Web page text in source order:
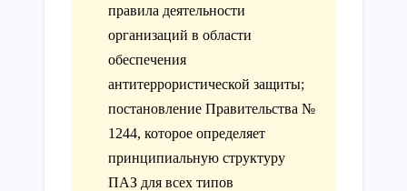
правила деятельности
организаций в области
обеспечения
антитеррористической защиты;
постановление Правительства №
1244, которое определяет
принципиальную структуру
ПАЗ для всех типов